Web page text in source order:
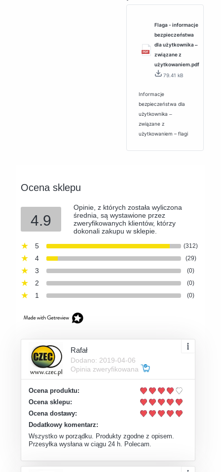
Flaga - informacje
bezpieczeństwa
dla użytkownika ‒
związane z
użytkowaniem.pdf
79.41 kB
Informacje
bezpieczeństwa dla
użytkownika ‒
związane z
użytkowaniem – flagi
Ocena sklepu
4.9
Opinie, z których została wyliczona
średnia, są wystawione przez
zweryfikowanych klientów, którzy
dokonali zakupu w sklepie.
5
(312)
4 (29)
3 (0)
2 (0)
1 (0)
Rafał
Dodano: 2019-04-06
Opinia zweryfikowana
Ocena produktu:
Ocena sklepu:
Ocena dostawy:
Dodatkowy komentarz:
Wszystko w porządku. Produkty zgodne z opisem.
Przesyłka wysłana w ciągu 24 h. Polecam.